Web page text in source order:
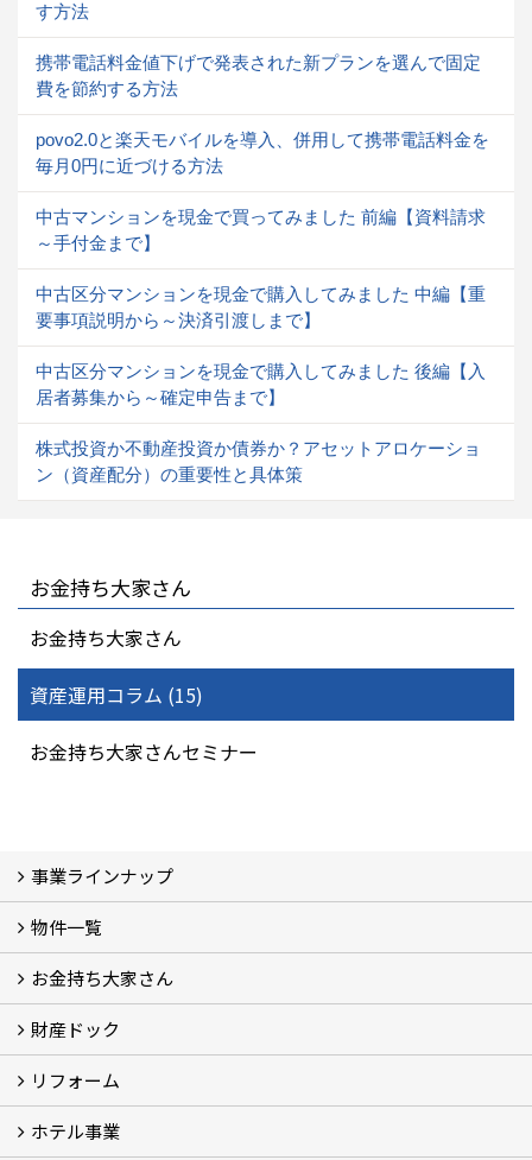
す方法
携帯電話料金値下げで発表された新プランを選んで固定
費を節約する方法
povo2.0と楽天モバイルを導入、併用して携帯電話料金を
毎月0円に近づける方法
中古マンションを現金で買ってみました 前編【資料請求
～手付金まで】
中古区分マンションを現金で購入してみました 中編【重
要事項説明から～決済引渡しまで】
中古区分マンションを現金で購入してみました 後編【入
居者募集から～確定申告まで】
株式投資か不動産投資か債券か？アセットアロケーショ
ン（資産配分）の重要性と具体策
お金持ち大家さん
お金持ち大家さん
資産運用コラム (15)
お金持ち大家さんセミナー
事業ラインナップ
三光ソフラン株式会社の強み
資産運用
収益物件
賃貸管理 (2)
土地有効活用 (3)
相続対策・コンサルティング (3)
不動産買取・売買・仲介 (3)
リフォーム
空き家・空き地対策 (2)
設計・施工・建築請負
物件一覧
物件一覧
フォトギャラリー
弊社施工事例3D写真
お金持ち大家さん
お金持ち大家さん
資産運用コラム (15)
お金持ち大家さんセミナー
財産ドック
財産ドック
リフォーム
リフォーム
ホテル事業